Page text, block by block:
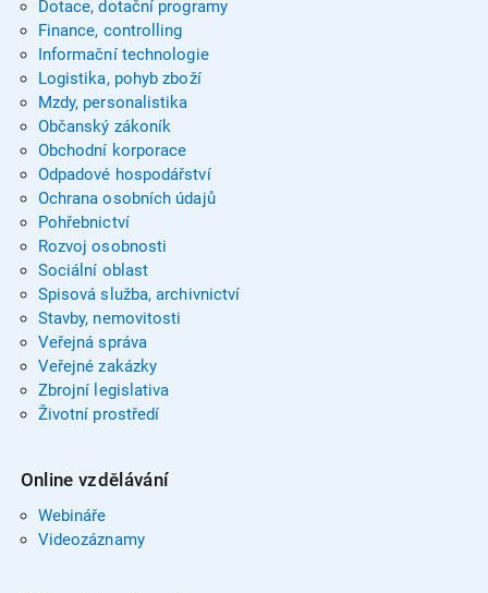
Dotace, dotační programy
Finance, controlling
Informační technologie
Logistika, pohyb zboží
Mzdy, personalistika
Občanský zákoník
Obchodní korporace
Odpadové hospodářství
Ochrana osobních údajů
Pohřebnictví
Rozvoj osobnosti
Sociální oblast
Spisová služba, archivnictví
Stavby, nemovitosti
Veřejná správa
Veřejné zakázky
Zbrojní legislativa
Životní prostředí
Online vzdělávání
Webináře
Videozáznamy